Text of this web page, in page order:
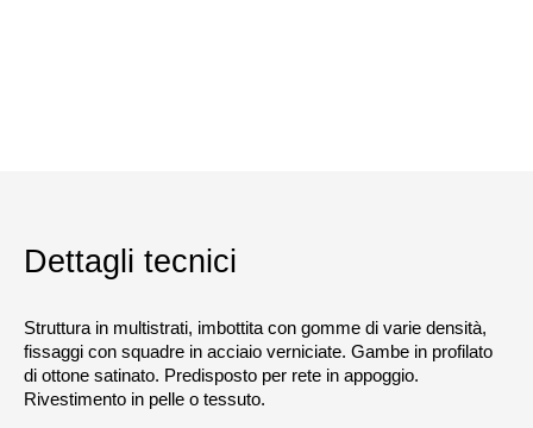
Dettagli tecnici
Struttura in multistrati, imbottita con gomme di varie densità,
fissaggi con squadre in acciaio verniciate. Gambe in profilato
di ottone satinato. Predisposto per rete in appoggio.
Rivestimento in pelle o tessuto.